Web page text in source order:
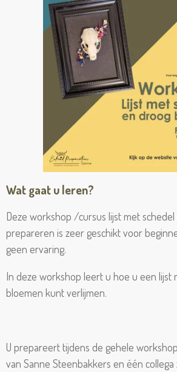
Wat gaat u leren?
Deze workshop /cursus lijst met
prepareren is zeer geschikt voor
geen ervaring.
In deze workshop leert u hoe u een lijst
bloemen kunt verlijmen.
U prepareert tijdens de gehele
van Sanne Steenbakkers en één collega